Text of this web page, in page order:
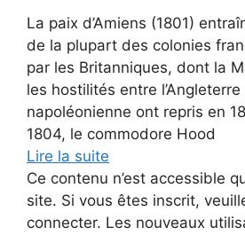
La paix d’Amiens (1801)
de la plupart des colonies
par les Britanniques, dont la
les hostilités entre
napoléonienne ont repris en
1804, le commodore Hood
Lire la suite
Ce contenu n’est accessible
site. Si vous êtes inscrit,
connecter. Les nouveaux